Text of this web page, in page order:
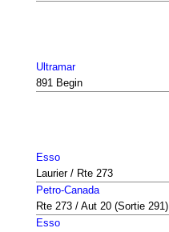
Ultramar
891 Begin
Esso
Laurier / Rte 273
Petro-Canada
Rte 273 / Aut 20 (Sortie 291)
Esso